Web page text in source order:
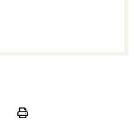
Print